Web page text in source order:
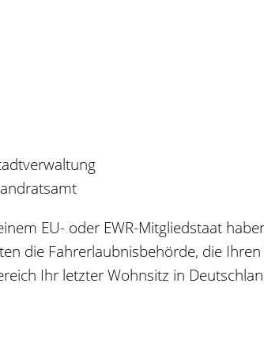
EU- oder EWR-Mitgliedstaat
die Fahrerlaubnisbehörde, die
Ihr letzter Wohnsitz in